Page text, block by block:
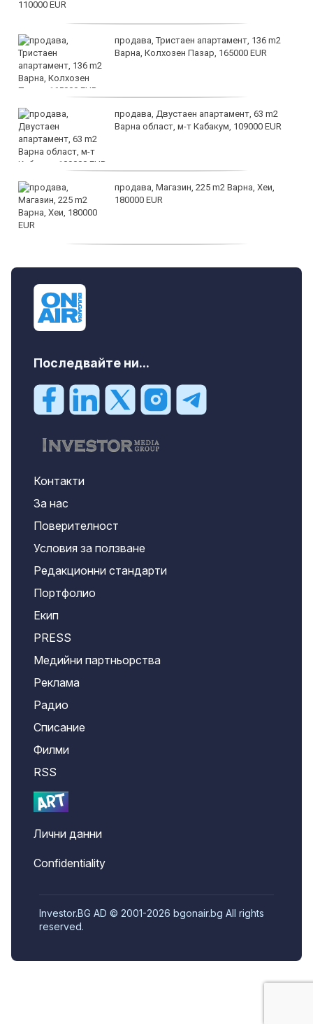
продава, Тристаен апартамент, 136 m2
Варна, Колхозен Пазар, 165000 EUR
продава, Двустаен апартамент, 63 m2
Варна област, м-т Кабакум, 109000 EUR
продава, Магазин, 225 m2 Варна, Хеи,
180000 EUR
Последвайте ни...
Контакти
За нас
Поверителност
Условия за ползване
Редакционни стандарти
Портфолио
Екип
PRESS
Медийни партньорства
Реклама
Радио
Списание
Филми
RSS
Лични данни
Confidentiality
Investor.BG AD © 2001-2026 bgonair.bg All rights
reserved.